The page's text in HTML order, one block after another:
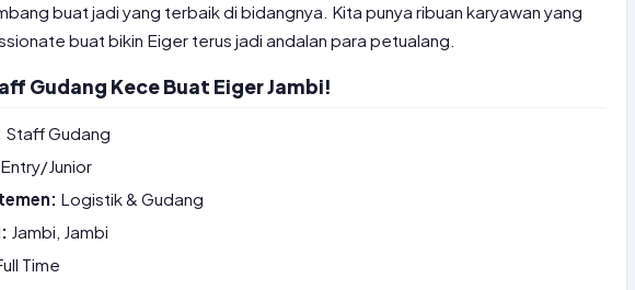
buat jadi yang terbaik di bidangnya. Kita punya ribuan karyawan yang
buat bikin Eiger terus jadi andalan para petualang.
Gudang Kece Buat Eiger Jambi!
Staff Gudang
Entry/Junior
Logistik & Gudang
Jambi, Jambi
Time